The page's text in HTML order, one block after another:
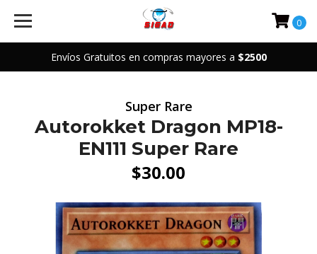
Envíos Gratuitos en compras mayores a $2500
0
Super Rare
Autorokket Dragon MP18-
EN111 Super Rare
$30.00